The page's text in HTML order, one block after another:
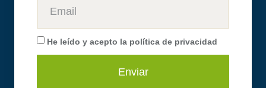
He leído y acepto la política de privacidad
Enviar